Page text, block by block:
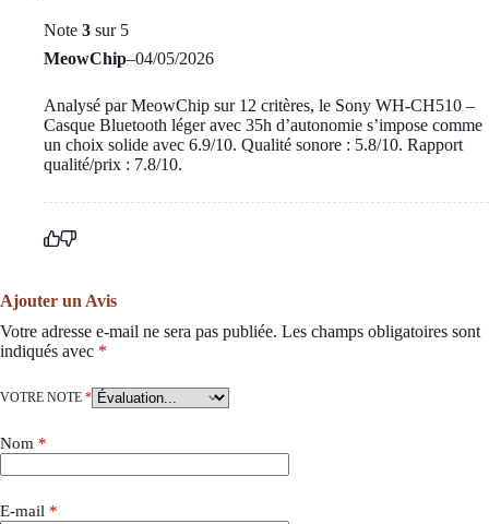
Note 3 sur 5
MeowChip–04/05/2026
Analysé par MeowChip sur 12 critères, le Sony WH-CH510 –
Casque Bluetooth léger avec 35h d’autonomie s’impose comme
un choix solide avec 6.9/10. Qualité sonore : 5.8/10. Rapport
qualité/prix : 7.8/10.
Ajouter un Avis
Votre adresse e-mail ne sera pas publiée. Les champs obligatoires sont
indiqués avec *
VOTRE NOTE *
Nom *
E-mail *